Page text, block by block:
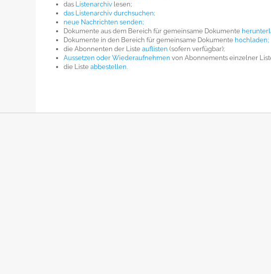
das Listenarchiv lesen;
das Listenarchiv durchsuchen;
neue Nachrichten senden;
Dokumente aus dem Bereich für gemeinsame Dokumente
Dokumente in den Bereich für gemeinsame Dokumente hochladen;
die Abonnenten der Liste auflisten (sofern verfügbar);
Aussetzen oder Wiederaufnehmen von Abonnements einzelner
die Liste abbestellen.